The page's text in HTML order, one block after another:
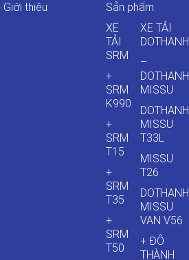
Giới thiệu
Sản phẩm
XE
TẢI
SRM
+
SRM
K990
+
SRM
T15
+
SRM
T35
+
SRM
T50
XE TẢI
DOTHANH
–
DOTHANH
MISSU
DOTHANH
MISSU
T33L
MISSU
T26
DOTHANH
MISSU
VAN V56
+ ĐÔ
THÀNH